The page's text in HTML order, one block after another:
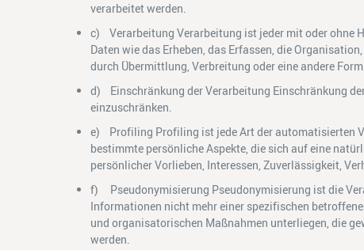
verarbeitet werden.
c) Verarbeitung Verarbeitung ist jeder mit oder ohne
Daten wie das Erheben, das Erfassen, die
durch Übermittlung, Verbreitung oder eine andere
d) Einschränkung der Verarbeitung Einschränkung
einzuschränken.
e) Profiling Profiling ist jede Art der automatisierten
bestimmte persönliche Aspekte, die sich auf eine
persönlicher Vorlieben, Interessen, Zuverlässigkeit,
f) Pseudonymisierung Pseudonymisierung ist die
Informationen nicht mehr einer spezifischen
und organisatorischen Maßnahmen unterliegen, die
werden.